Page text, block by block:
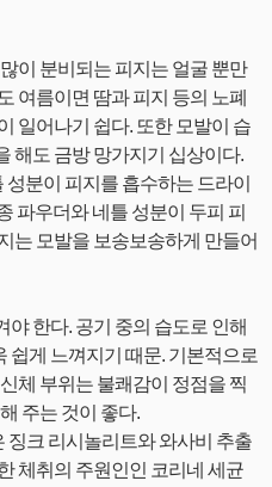
이 분비되는 피지는 얼굴 뿐만
여름이면 땀과 피지 등의 노폐
일어나기 쉽다. 또한 모발이 습
해도 금방 망가지기 십상이다.
성분이 피지를 흡수하는 드라이
파우더와 네틀 성분이 두피 피
는 모발을 보송보송하게 만들어
한다. 공기 중의 습도로 인해
쉽게 느껴지기 때문. 기본적으로
체 부위는 불쾌감이 정점을 찍
주는 것이 좋다.
징크 리시놀리트와 와사비 추출
체취의 주원인인 코리네 세균